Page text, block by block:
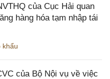
của Cục Hải quan
hàng hóa tạm nhập tái
khẩu
của Bộ Nội vụ về việc